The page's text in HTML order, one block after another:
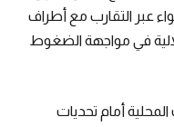
عبر التقارب مع أطراف
في مواجهة الضغوط
أمام تحديات